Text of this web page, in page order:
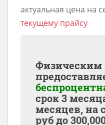
актуальная цена на
текущему прайсу
срок 3
месяцев, на
руб до